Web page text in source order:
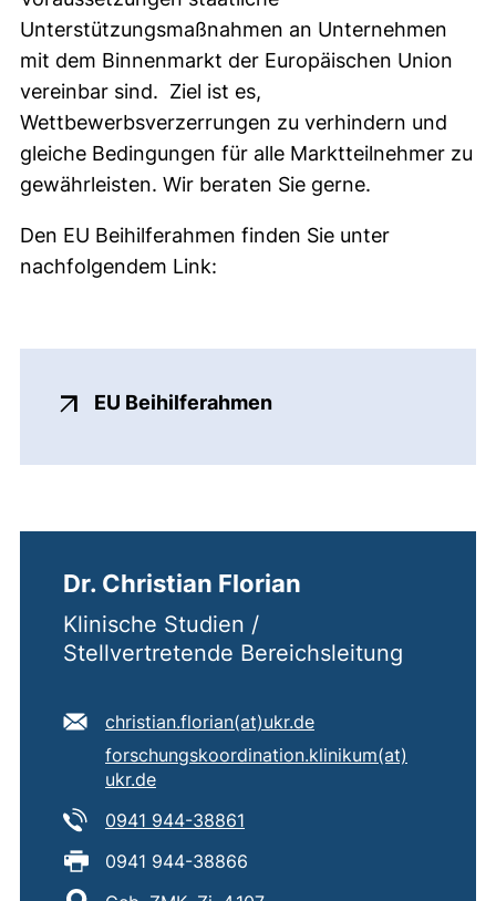
Unterstützungsmaßnahmen an Unternehmen
mit dem Binnenmarkt der Europäischen Union
vereinbar sind. Ziel ist es,
Wettbewerbsverzerrungen zu verhindern und
gleiche Bedingungen für alle Marktteilnehmer zu
gewährleisten. Wir beraten Sie gerne.
Den EU Beihilferahmen finden Sie unter
nachfolgendem Link:
EU Beihilferahmen(externer Link, öffnet
Dr. Christian Florian
Klinische Studien /
Stellvertretende Bereichsleitung
E-Mail Adresse:
christian.florian​(at)​ukr.de(öffnet Ihr E-Mail-
Sekundäre E-Mail Adresse:
forschungskoordination.klinikum​(at)​
ukr.de(öffnet Ihr E-Mail-Programm)
Tel:
0941 944-38861
Fax:
0941 944-38866